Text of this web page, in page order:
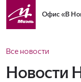
Офис«В
Все новости
Новости